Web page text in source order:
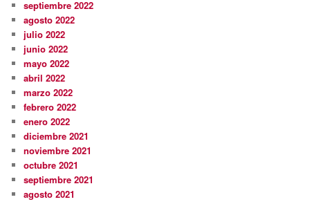
septiembre 2022
agosto 2022
julio 2022
junio 2022
mayo 2022
abril 2022
marzo 2022
febrero 2022
enero 2022
diciembre 2021
noviembre 2021
octubre 2021
septiembre 2021
agosto 2021